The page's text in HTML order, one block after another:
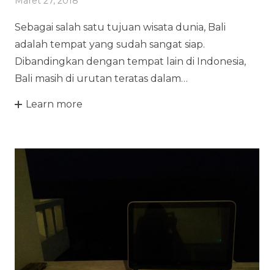
Sebagai salah satu tujuan wisata dunia, Bali
adalah tempat yang sudah sangat siap.
Dibandingkan dengan tempat lain di Indonesia,
Bali masih di urutan teratas dalam…
Learn more